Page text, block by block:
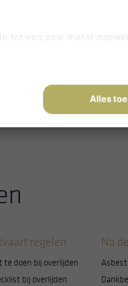
tot een paar meter
de Cookieverklaring.
wij en derde
tablet of telefoon.
nodig voor een goede
te klikken.
Alles
regelen
te doen bij overlijden
bij overlijden
Na